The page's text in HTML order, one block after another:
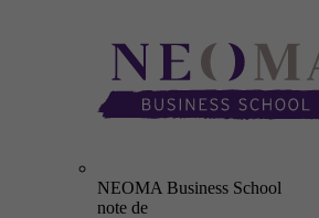
NEOMA Business School
note de